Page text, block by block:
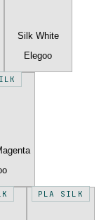
Silk White
Elegoo
PLA SILK